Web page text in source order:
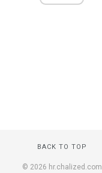
BACK TO TOP
© 2026 hr.chalized.com